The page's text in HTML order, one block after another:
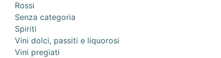
Rossi
Senza categoria
Spiriti
Vini dolci, passiti e liquorosi
Vini pregiati